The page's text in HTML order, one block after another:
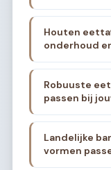
Houten
onderhoud
Robuuste
passen bij
Landelijke
vormen